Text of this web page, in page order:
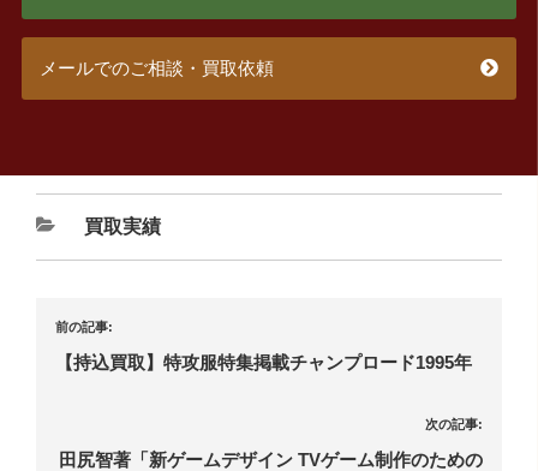
メールでのご相談・買取依頼
買取実績
前の記事:
【持込買取】特攻服特集掲載チャンプロード1995年
次の記事:
田尻智著「新ゲームデザイン TVゲーム制作のための